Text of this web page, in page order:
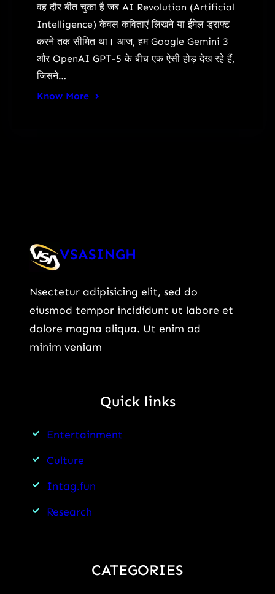
वह दौर बीत चुका है जब AI Revolution (Artificial
Intelligence) केवल कविताएं लिखने या ईमेल ड्राफ्ट
करने तक सीमित था। आज, हम Google Gemini 3
और OpenAI GPT-5 के बीच एक ऐसी होड़ देख रहे हैं,
जिसने…
Know More
VSASINGH
Nsectetur adipisicing elit, sed do
eiusmod tempor incididunt ut labore et
dolore magna aliqua. Ut enim ad
minim veniam
Quick links
Entertainment
Culture
Intag.fun
Research
CATEGORIES